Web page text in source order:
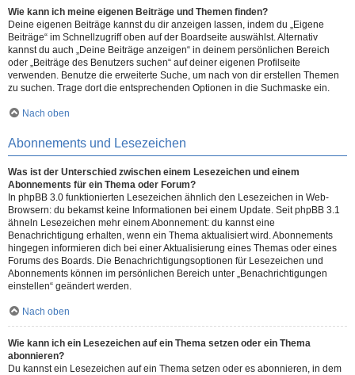
Wie kann ich meine eigenen Beiträge und Themen finden?
Deine eigenen Beiträge kannst du dir anzeigen lassen, indem du „Eigene
Beiträge“ im Schnellzugriff oben auf der Boardseite auswählst. Alternativ
kannst du auch „Deine Beiträge anzeigen“ in deinem persönlichen Bereich
oder „Beiträge des Benutzers suchen“ auf deiner eigenen Profilseite
verwenden. Benutze die erweiterte Suche, um nach von dir erstellen Themen
zu suchen. Trage dort die entsprechenden Optionen in die Suchmaske ein.
Nach oben
Abonnements und Lesezeichen
Was ist der Unterschied zwischen einem Lesezeichen und einem
Abonnements für ein Thema oder Forum?
In phpBB 3.0 funktionierten Lesezeichen ähnlich den Lesezeichen in Web-
Browsern: du bekamst keine Informationen bei einem Update. Seit phpBB 3.1
ähneln Lesezeichen mehr einem Abonnement: du kannst eine
Benachrichtigung erhalten, wenn ein Thema aktualisiert wird. Abonnements
hingegen informieren dich bei einer Aktualisierung eines Themas oder eines
Forums des Boards. Die Benachrichtigungsoptionen für Lesezeichen und
Abonnements können im persönlichen Bereich unter „Benachrichtigungen
einstellen“ geändert werden.
Nach oben
Wie kann ich ein Lesezeichen auf ein Thema setzen oder ein Thema
abonnieren?
Du kannst ein Lesezeichen auf ein Thema setzen oder es abonnieren, in dem